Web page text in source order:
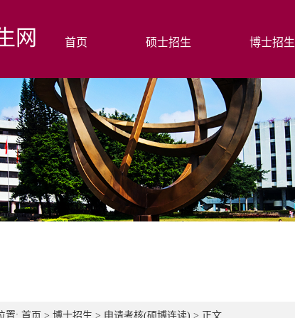
网 首页 硕士招生 博士招生
置: 首页 > 博士招生 > 申请考核(硕博连读) > 正文